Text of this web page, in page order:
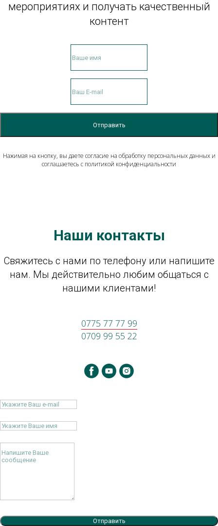
мероприятиях и получать качественный
контент
Отправить
Нажимая на кнопку, вы даете согласие на обработку персональных данных и
соглашаетесь c политикой конфиденциальности
Наши контакты
Свяжитесь с нами по телефону или напишите
нам. Мы действительно любим общаться с
нашими клиентами!
0775 77 77 99
0709 99 55 22
Отправить